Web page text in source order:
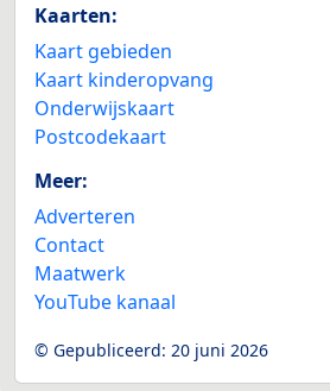
Kaarten:
Kaart gebieden
Kaart kinderopvang
Onderwijskaart
Postcodekaart
Meer:
Adverteren
Contact
Maatwerk
YouTube kanaal
© Gepubliceerd: 20 juni 2026